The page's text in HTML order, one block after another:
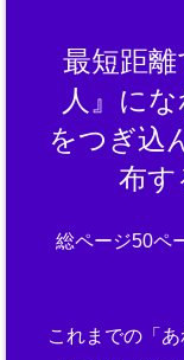
最短距
人』に
をつぎ込
布す
総ページ50ペ
これまでの「